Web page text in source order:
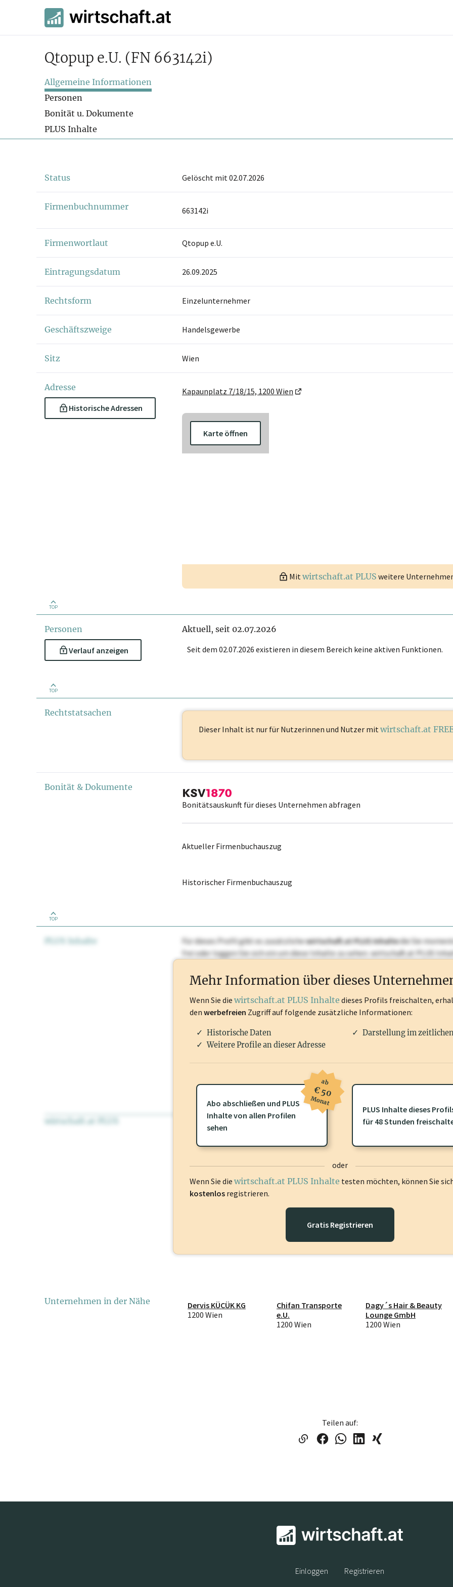
Qtopup e.U. (FN 663142i)
Allgemeine Informationen
Personen
Bonität u. Dokumente
PLUS Inhalte
Status Gelöscht mit 02.07.2026
Firmenbuchnummer 663142i
Firmenwortlaut Qtopup e.U.
Eintragungsdatum 26.09.2025
Rechtsform Einzelunternehmer
Geschäftszweige Handelsgewerbe
Sitz Wien
Adresse
Historische Adressen
Kapaunplatz 7/18/15, 1200 Wien
Karte öffnen
Mitwirtschaft.at PLUS weitere
TOP
Personen
Verlauf anzeigen
Aktuell, seit 02.07.2026
Seit dem 02.07.2026 existieren in diesem Bereich keine aktiven Funktionen.
TOP
Rechtstatsachen
Dieser Inhalt ist nur für Nutzerinnen und Nutzer mit wirtschaft.at
Bonität & Dokumente
Bonitätsauskunft für dieses Unternehmen abfragen
Aktueller Firmenbuchauszug
Historischer Firmenbuchauszug
TOP
PLUS Inhalte Für dieses Profil gibt es zusätzlichewirtschaft.at PLUS Inhaltedie Sie
frei oder loggen Sie sich ein um diese Inhalte zu sehen. wirtschaft.at PLUS
wirtschaft.at PLUS Für dieses Profil gibt es zusätzliche wirtschaft.at PLUS Inhaltedie Sie
frei oder loggen Sie sich ein um diese Inhalte zu sehen.
Mehr Information über dieses
Wenn Sie die wirtschaft.at PLUS Inhalte dieses Profils freischalten,
den werbefreien Zugriff auf folgende zusätzliche Informationen:
Historische Daten
Darstellung im
Weitere Profile an dieser Adresse
Abo abschließen und PLUS
Inhalte von allen Profilen
sehen
ab
€ 50
Monat
PLUS Inhalte dieses
für 48 Stunden
oder
Wenn Sie die wirtschaft.at PLUS Inhalte testen möchten, können Sie
kostenlos registrieren.
Gratis Registrieren
Unternehmen in der Nähe
Dervis KÜCÜK KG
1200 Wien
Chifan Transporte
e.U.
1200 Wien
Dagy´s Hair & Beauty
Lounge GmbH
1200 Wien
Teilen auf:
Einloggen Registrieren